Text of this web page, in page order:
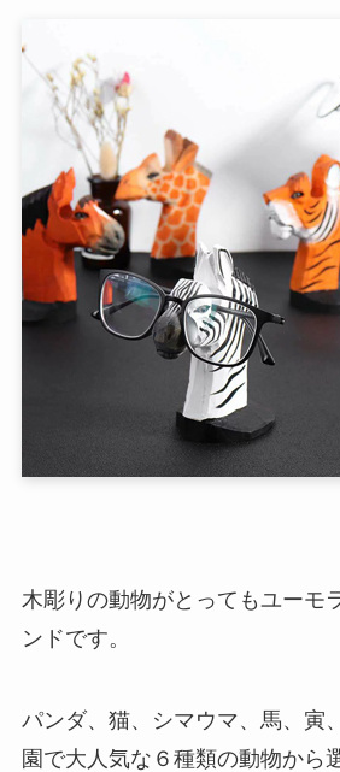
木彫りの動物がとってもユーモ
ンドです。
パンダ、猫、シマウマ、馬、寅
園で大人気な６種類の動物から